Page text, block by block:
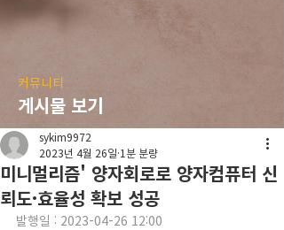
커뮤니티
게시물 보기
미니멀리즘' 양자회로로 양자컴퓨터 신
뢰도·효율성 확보 성공
sykim9972
2023년 4월 26일 1분 분량
발행일 : 2023-04-26 12:00